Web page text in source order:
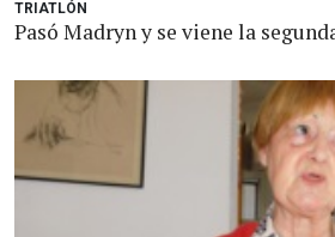
TRIATLÓN
Pasó Madryn y se viene la